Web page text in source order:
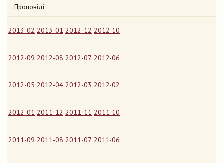
Проповіді
2013-02 2013-01 2012-12 2012-10
2012-09 2012-08 2012-07 2012-06
2012-05 2012-04 2012-03 2012-02
2012-01 2011-12 2011-11 2011-10
2011-09 2011-08 2011-07 2011-06